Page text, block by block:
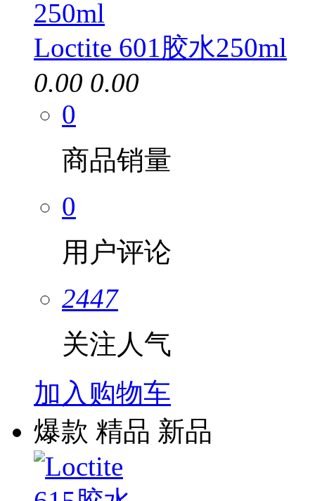
Loctite 601胶水250ml
0.00 0.00
0
商品销量
0
用户评论
2447
关注人气
加入购物车
爆款 精品 新品